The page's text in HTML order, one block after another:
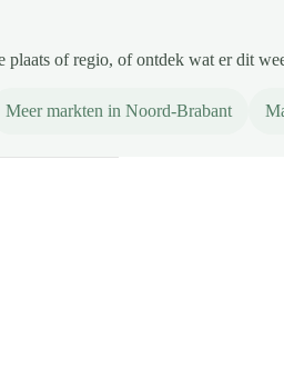
of regio, of ontdek wat er dit
Meer markten in Noord-Brabant